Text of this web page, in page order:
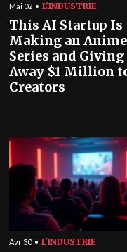
Mai 02 L'INDUSTRIE
This AI Startup Is
Making an Anime
Series and Giving
Away $1 Million
Creators
Avr 30 L'INDUSTRIE